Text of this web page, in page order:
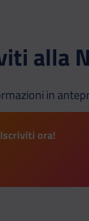
alla
in
Iscriviti ora!